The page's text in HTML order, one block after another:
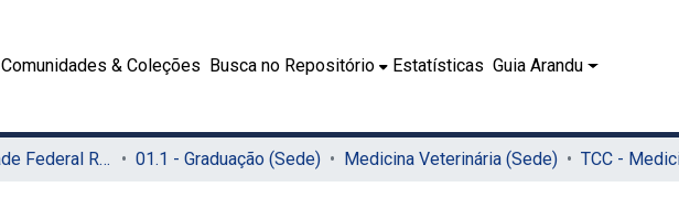
Comunidades & Coleções Busca no Repositório Estatísticas Guia Arandu
01. Universidade Federal Rural de Pernambuco - UFRPE (Sede) 01.1 - Graduação (Sede) Medicina Veterinária (Sede)